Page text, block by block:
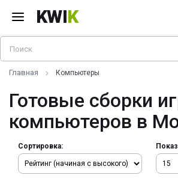
KWIK
Главная Компьютеры
Готовые сборки
компьютеров в
Сортировка: